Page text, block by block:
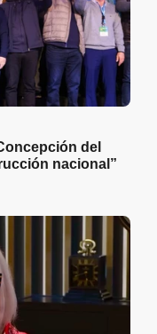
del
nacional”